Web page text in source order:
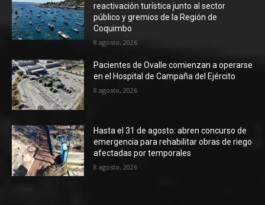
reactivación turística junto al sector
público y gremios de la Región de
Coquimbo
8 agosto, 2026
Pacientes de Ovalle comienzan a operarse
en el Hospital de Campaña del Ejército
8 agosto, 2026
Hasta el 31 de agosto: abren concurso de
emergencia para rehabilitar obras de riego
afectadas por temporales
8 agosto, 2026